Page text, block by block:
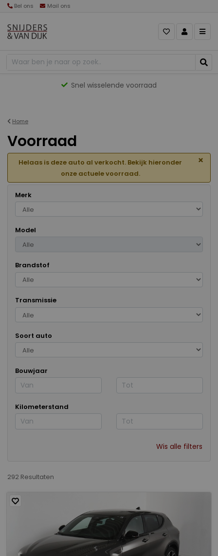
Bel ons Mail ons
Gevarieerd aanbod
Home
Voorraad
Helaas is deze auto al verkocht. Bekijk hieronder
onze actuele voorraad.
×
Merk
Model
Brandstof
Transmissie
Soort auto
Bouwjaar
Kilometerstand
Wis alle filters
292 Resultaten